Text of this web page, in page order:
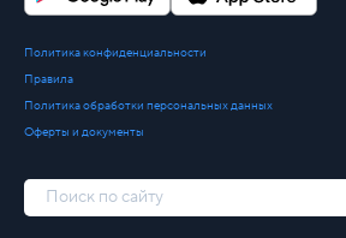
Политика конфиденциальности
Правила
Политика обработки персональных данных
Оферты и документы